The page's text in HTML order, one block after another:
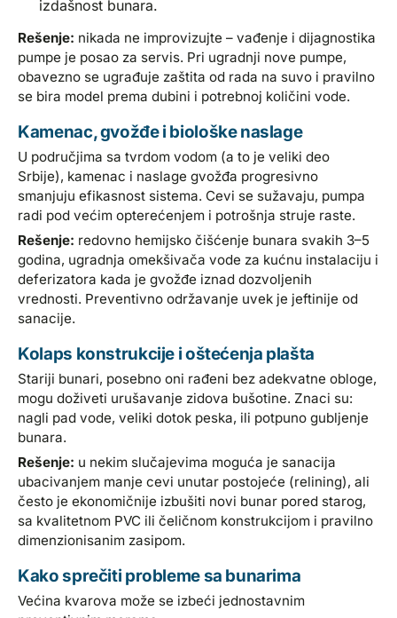
izdašnost bunara.
Rešenje: nikada ne improvizujte – vađenje i dijagnostika
pumpe je posao za servis. Pri ugradnji nove pumpe,
obavezno se ugrađuje zaštita od rada na suvo i pravilno
se bira model prema dubini i potrebnoj količini vode.
Kamenac, gvožđe i biološke naslage
U područjima sa tvrdom vodom (a to je veliki deo
Srbije), kamenac i naslage gvožđa progresivno
smanjuju efikasnost sistema. Cevi se sužavaju, pumpa
radi pod većim opterećenjem i potrošnja struje raste.
Rešenje: redovno hemijsko čišćenje bunara svakih 3–5
godina, ugradnja omekšivača vode za kućnu instalaciju i
deferizatora kada je gvožđe iznad dozvoljenih
vrednosti. Preventivno održavanje uvek je jeftinije od
sanacije.
Kolaps konstrukcije i oštećenja plašta
Stariji bunari, posebno oni rađeni bez adekvatne obloge,
mogu doživeti urušavanje zidova bušotine. Znaci su:
nagli pad vode, veliki dotok peska, ili potpuno gubljenje
bunara.
Rešenje: u nekim slučajevima moguća je sanacija
ubacivanjem manje cevi unutar postojeće (relining), ali
često je ekonomičnije izbušiti novi bunar pored starog,
sa kvalitetnom PVC ili čeličnom konstrukcijom i pravilno
dimenzionisanim zasipom.
Kako sprečiti probleme sa bunarima
Većina kvarova može se izbeći jednostavnim